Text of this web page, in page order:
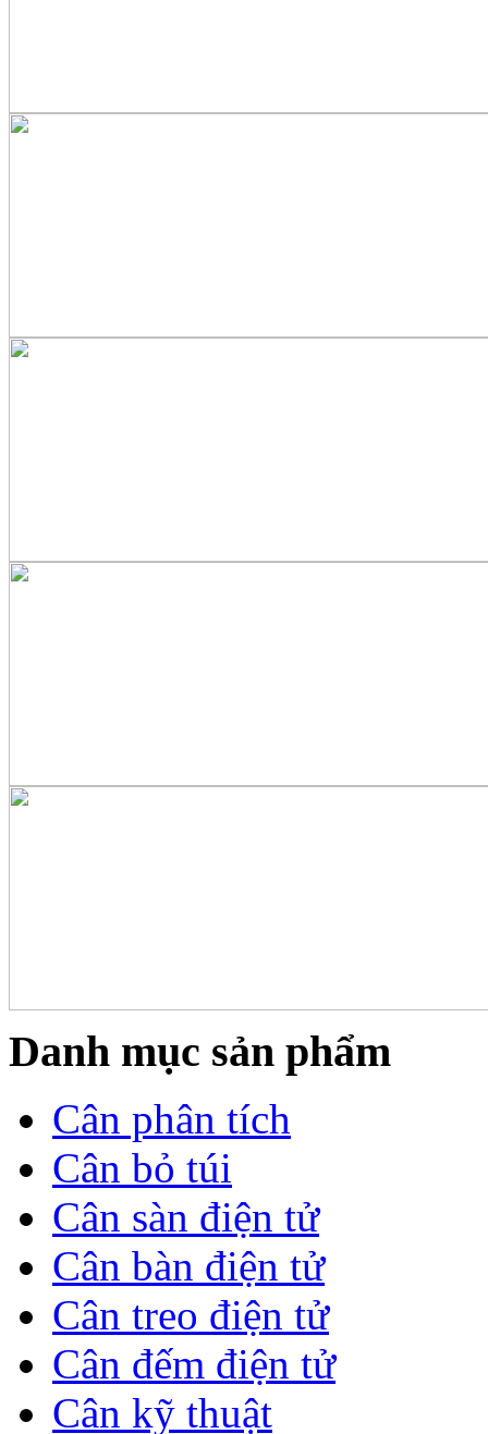
Danh mục sản phẩm
Cân phân tích
Cân bỏ túi
Cân sàn điện tử
Cân bàn điện tử
Cân treo điện tử
Cân đếm điện tử
Cân kỹ thuật